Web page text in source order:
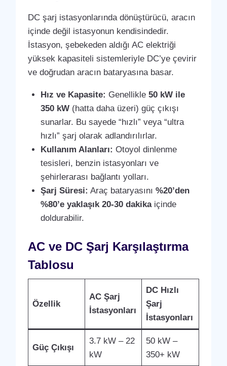
DC şarj istasyonlarında dönüştürücü, aracın
içinde değil istasyonun kendisindedir.
İstasyon, şebekeden aldığı AC elektriği
yüksek kapasiteli sistemleriyle DC’ye çevirir
ve doğrudan aracın bataryasına basar.
Hız ve Kapasite: Genellikle50 kW ile
350 kW (hatta daha üzeri) güç çıkışı
sunarlar. Bu sayede “hızlı” veya “ultra
hızlı” şarj olarak adlandırılırlar.
Kullanım Alanları: Otoyol dinlenme
tesisleri, benzin istasyonları ve
şehirlerarası bağlantı yolları.
Şarj Süresi: Araç bataryasını%20’den
%80’e yaklaşık 20-30 dakikaiçinde
doldurabilir.
AC ve DC Şarj Karşılaştırma
Tablosu
Özellik
AC Şarj
İstasyonları
DC Hızlı
Şarj
İstasyonları
Güç Çıkışı
3.7 kW – 22
kW
50 kW –
350+ kW